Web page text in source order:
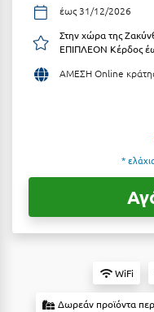
Αράχωβα
Αργολίδα
Αριδαία
Αστυπάλαια
Ξενοδοχεία 2 Αστέρων
Ξενοδοχεία 3 Αστέρων
Ξενοδοχεία 4 Αστέρων
Κρουαζιέρες
Ενοικιαζόμενα Δωμάτια
Διαμερίσματα
Boutique Hotels
έως 31/12/2026
Στην χώρα της
ΕΠΙΠΛΕΟΝ Κέρδος
ΑΜΕΣΗ Online
*
WiFi
Δωρεάν προϊόντα